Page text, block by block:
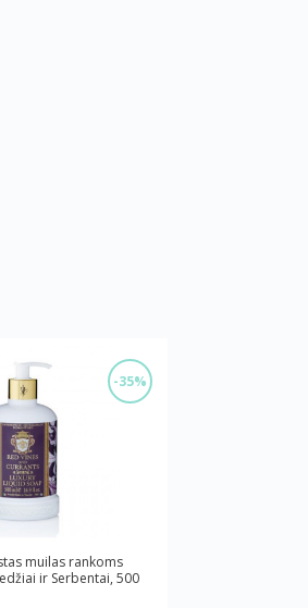
-35%
muilas rankoms
ir Serbentai, 500